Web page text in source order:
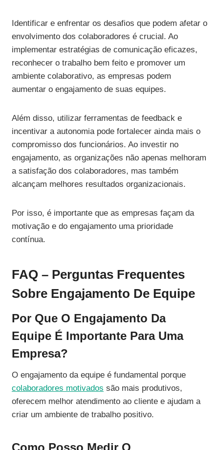
Identificar e enfrentar os desafios que podem afetar o
envolvimento dos colaboradores é crucial. Ao
implementar estratégias de comunicação eficazes,
reconhecer o trabalho bem feito e promover um
ambiente colaborativo, as empresas podem
aumentar o engajamento de suas equipes.
Além disso, utilizar ferramentas de feedback e
incentivar a autonomia pode fortalecer ainda mais o
compromisso dos funcionários. Ao investir no
engajamento, as organizações não apenas melhoram
a satisfação dos colaboradores, mas também
alcançam melhores resultados organizacionais.
Por isso, é importante que as empresas façam da
motivação e do engajamento uma prioridade
contínua.
FAQ – Perguntas Frequentes
Sobre Engajamento De Equipe
Por Que O Engajamento Da
Equipe É Importante Para Uma
Empresa?
O engajamento da equipe é fundamental porque
colaboradores motivados são mais produtivos,
oferecem melhor atendimento ao cliente e ajudam a
criar um ambiente de trabalho positivo.